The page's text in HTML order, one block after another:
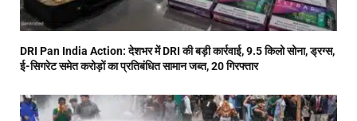
DRI Pan India Action: देशभर में DRI की बड़ी कार्रवाई, 9.5 किलो सोना, ड्रग्स,
ई-सिगरेट समेत करोड़ों का प्रतिबंधित सामान जब्त, 20 गिरफ्तार